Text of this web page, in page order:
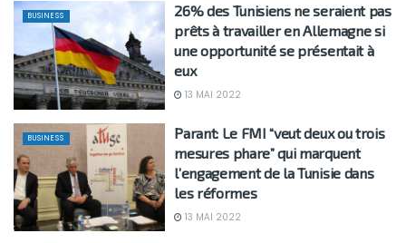
BUSINESS
26% des Tunisiens ne seraient pas
prêts à travailler en Allemagne si
une opportunité se présentait à
eux
13 MAI 2022
BUSINESS
Parant: Le FMI “veut deux ou trois
mesures phare” qui marquent
l’engagement de la Tunisie dans
les réformes
13 MAI 2022